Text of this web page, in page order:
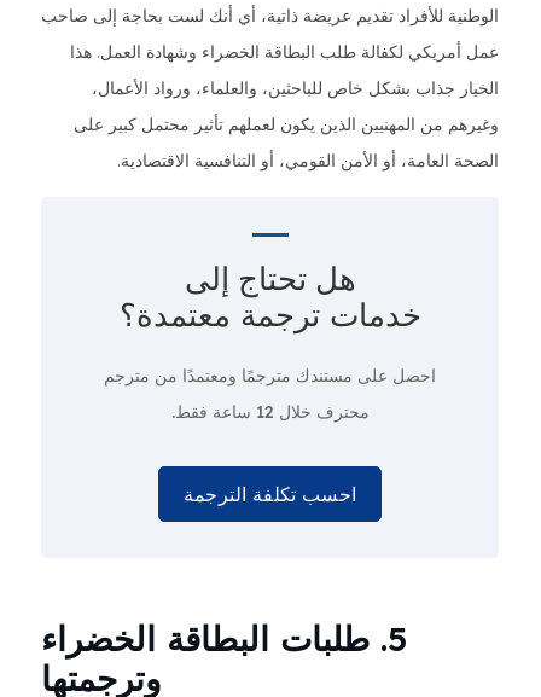
الوطنية للأفراد تقديم عريضة ذاتية، أي أنك لست بحاجة إلى صاحب
عمل أمريكي لكفالة طلب البطاقة الخضراء وشهادة العمل. هذا
الخيار جذاب بشكل خاص للباحثين، والعلماء، ورواد الأعمال،
وغيرهم من المهنيين الذين يكون لعملهم تأثير محتمل كبير على
الصحة العامة، أو الأمن القومي، أو التنافسية الاقتصادية.
هل تحتاج إلى
خدمات ترجمة معتمدة؟
احصل على مستندك مترجمًا ومعتمدًا من مترجم
محترف خلال 12 ساعة فقط.
احسب تكلفة الترجمة
5. طلبات البطاقة الخضراء
وترجمتها